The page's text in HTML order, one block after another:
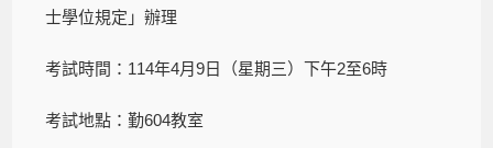
士學位規定」辦理
考試時間：114年4月9日（星期三）下午2至6時
考試地點：勤604教室